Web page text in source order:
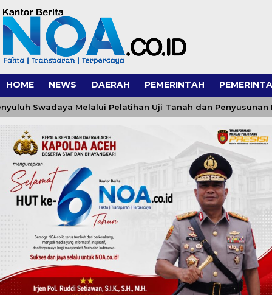
HOME NEWS DAERAH PEMERINTAH
Swadaya Melalui Pelatihan Uji Tanah dan Penyusunan